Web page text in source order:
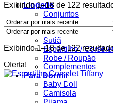
Lingerie
Conjuntos
Body
Calcinha
Sutiã
Espartilho / Corselet
Robe / Roupão
Complementos
Para Dormir
Baby Doll
Camisola
Exibindo 1–18 de 122
Exibindo 1–18 de 122
Oferta!